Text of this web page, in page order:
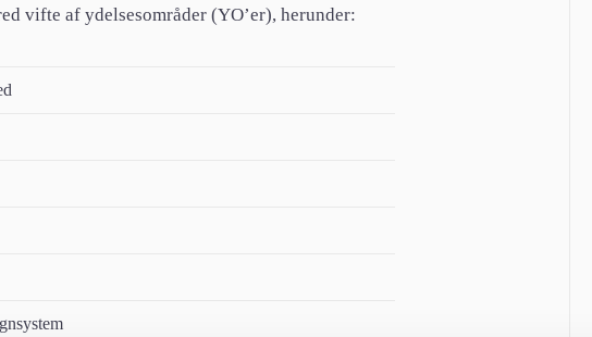
vifte af ydelsesområder (YO’er), herunder: